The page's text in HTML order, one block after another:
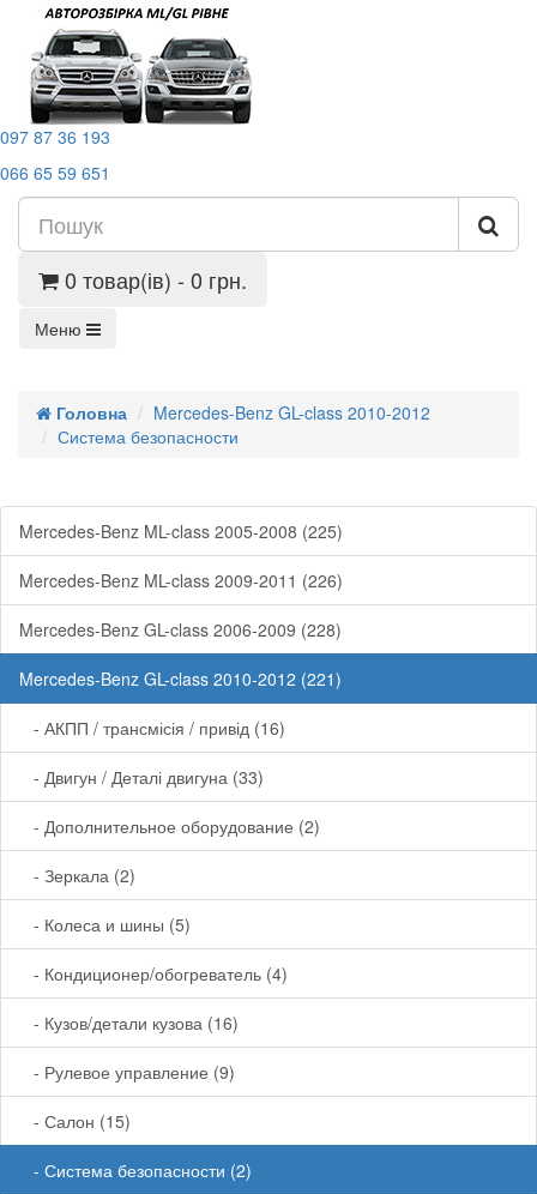
097 87 36 193
066 65 59 651
0 товар(ів) - 0 грн.
Меню
Головна
Mercedes-Benz GL-class 2010-2012
Система безопасности
Mercedes-Benz ML-class 2005-2008 (225)
Mercedes-Benz ML-class 2009-2011 (226)
Mercedes-Benz GL-class 2006-2009 (228)
Mercedes-Benz GL-class 2010-2012 (221)
- АКПП / трансмісія / привід (16)
- Двигун / Деталі двигуна (33)
- Дополнительное оборудование (2)
- Зеркала (2)
- Колеса и шины (5)
- Кондиционер/обогреватель (4)
- Кузов/детали кузова (16)
- Рулевое управление (9)
- Салон (15)
- Система безопасности (2)